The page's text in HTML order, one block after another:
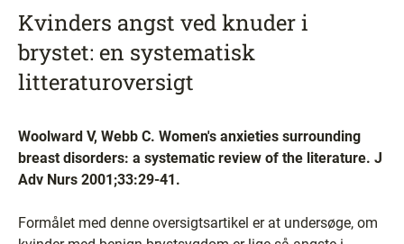
Kvinders angst ved knuder i
brystet: en systematisk
litteraturoversigt
Woolward V, Webb C. Women's anxieties surrounding
breast disorders: a systematic review of the literature. J
Adv Nurs 2001;33:29-41.
Formålet med denne oversigtsartikel er at undersøge, om